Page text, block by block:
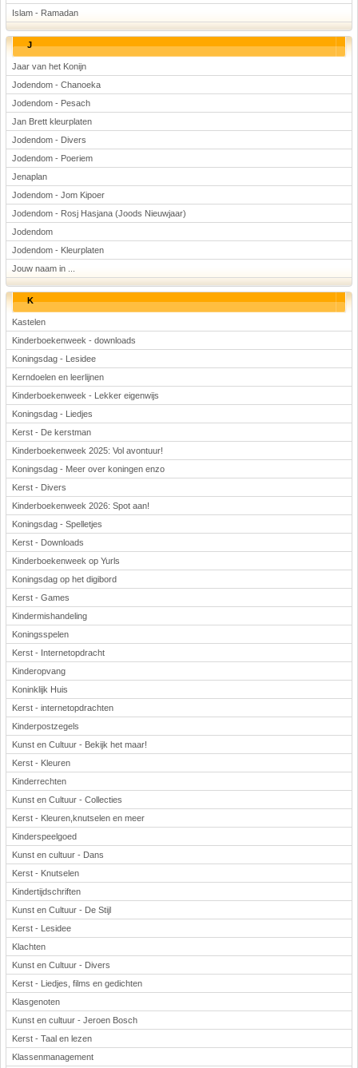
Islam - Ramadan
J
Jaar van het Konijn
Jodendom - Chanoeka
Jodendom - Pesach
Jan Brett kleurplaten
Jodendom - Divers
Jodendom - Poeriem
Jenaplan
Jodendom - Jom Kipoer
Jodendom - Rosj Hasjana (Joods Nieuwjaar)
Jodendom
Jodendom - Kleurplaten
Jouw naam in ...
K
Kastelen
Kinderboekenweek - downloads
Koningsdag - Lesidee
Kerndoelen en leerlijnen
Kinderboekenweek - Lekker eigenwijs
Koningsdag - Liedjes
Kerst - De kerstman
Kinderboekenweek 2025: Vol avontuur!
Koningsdag - Meer over koningen enzo
Kerst - Divers
Kinderboekenweek 2026: Spot aan!
Koningsdag - Spelletjes
Kerst - Downloads
Kinderboekenweek op Yurls
Koningsdag op het digibord
Kerst - Games
Kindermishandeling
Koningsspelen
Kerst - Internetopdracht
Kinderopvang
Koninklijk Huis
Kerst - internetopdrachten
Kinderpostzegels
Kunst en Cultuur - Bekijk het maar!
Kerst - Kleuren
Kinderrechten
Kunst en Cultuur - Collecties
Kerst - Kleuren,knutselen en meer
Kinderspeelgoed
Kunst en cultuur - Dans
Kerst - Knutselen
Kindertijdschriften
Kunst en Cultuur - De Stijl
Kerst - Lesidee
Klachten
Kunst en Cultuur - Divers
Kerst - Liedjes, films en gedichten
Klasgenoten
Kunst en cultuur - Jeroen Bosch
Kerst - Taal en lezen
Klassenmanagement